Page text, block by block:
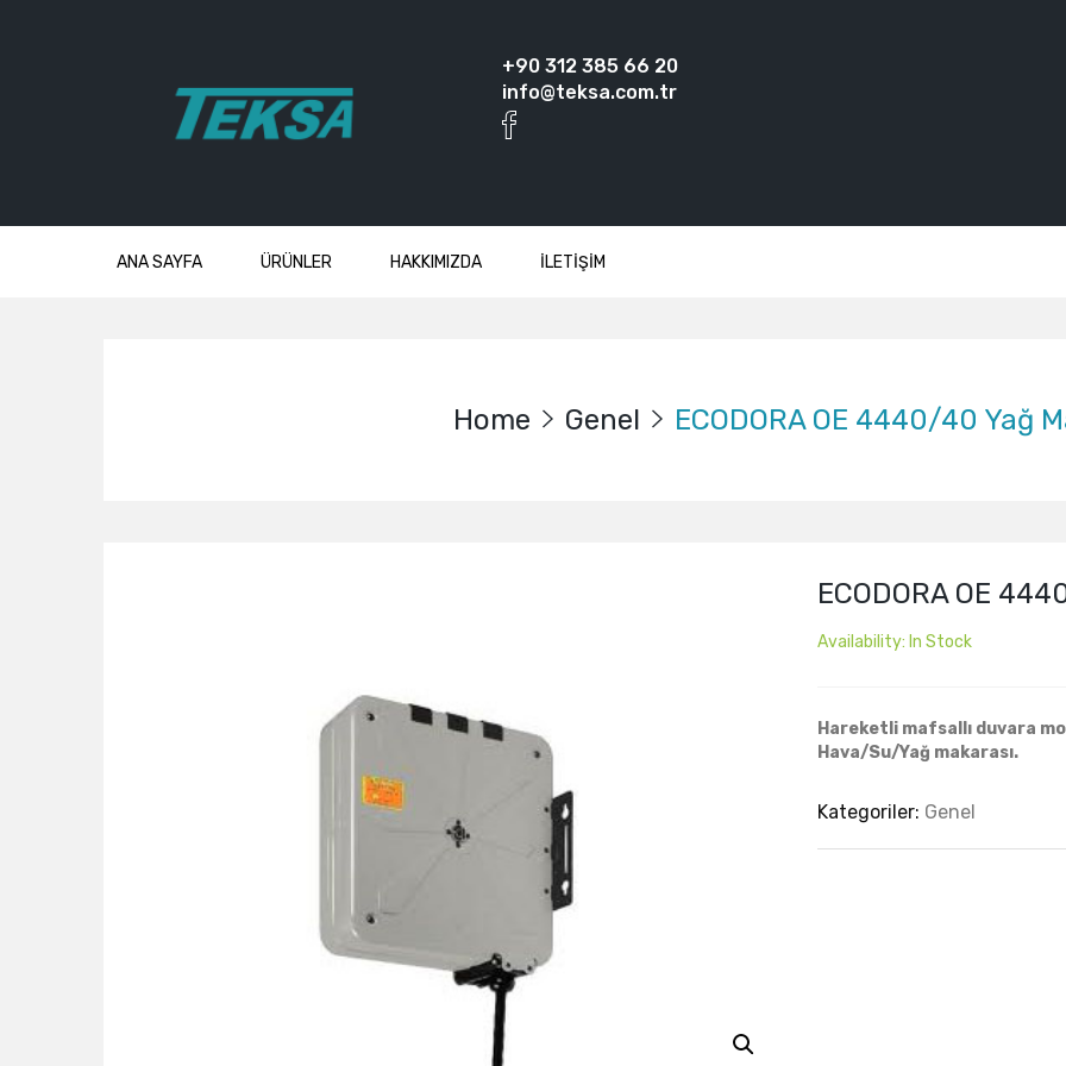
+90 312 385 66 20
info@teksa.com.tr
ANA SAYFA ÜRÜNLER HAKKIMIZDA İLETİŞİM
Home Genel ECODORA OE 4440/40 Yağ
ECODORA OE
Availability: In Stock
Hareketli mafsallı duvara
Hava/Su/Yağ makarası.
Kategoriler: Genel